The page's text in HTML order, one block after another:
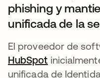
phishing y
unificada de la
El proveedor de
HubSpot se abre en
unificada de